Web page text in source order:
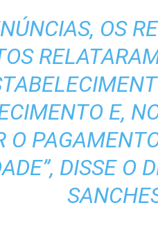
OS
E,
O
DISSE O